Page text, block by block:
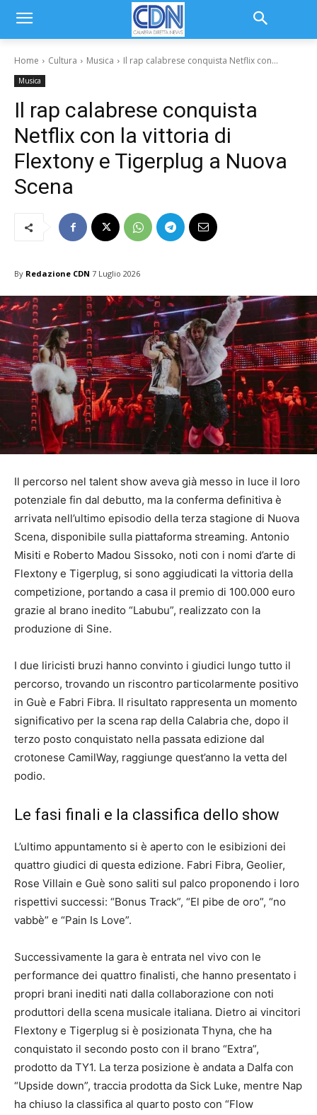
Home Cultura Musica Il rap calabrese conquista Netflix con...
Musica
Il rap calabrese conquista
Netflix con la vittoria di
Flextony e Tigerplug a Nuova
Scena
By Redazione CDN 7 Luglio 2026
Il percorso nel talent show aveva già messo in luce il loro
potenziale fin dal debutto, ma la conferma definitiva è
arrivata nell’ultimo episodio della terza stagione di Nuova
Scena, disponibile sulla piattaforma streaming. Antonio
Misiti e Roberto Madou Sissoko, noti con i nomi d’arte di
Flextony e Tigerplug, si sono aggiudicati la vittoria della
competizione, portando a casa il premio di 100.000 euro
grazie al brano inedito “Labubu”, realizzato con la
produzione di Sine.
I due liricisti bruzi hanno convinto i giudici lungo tutto il
percorso, trovando un riscontro particolarmente positivo
in Guè e Fabri Fibra. Il risultato rappresenta un momento
significativo per la scena rap della Calabria che, dopo il
terzo posto conquistato nella passata edizione dal
crotonese CamilWay, raggiunge quest’anno la vetta del
podio.
Le fasi finali e la classifica dello show
L’ultimo appuntamento si è aperto con le esibizioni dei
quattro giudici di questa edizione. Fabri Fibra, Geolier,
Rose Villain e Guè sono saliti sul palco proponendo i loro
rispettivi successi: “Bonus Track”, “El pibe de oro”, “no
vabbè” e “Pain Is Love”.
Successivamente la gara è entrata nel vivo con le
performance dei quattro finalisti, che hanno presentato i
propri brani inediti nati dalla collaborazione con noti
produttori della scena musicale italiana. Dietro ai vincitori
Flextony e Tigerplug si è posizionata Thyna, che ha
conquistato il secondo posto con il brano “Extra”,
prodotto da TY1. La terza posizione è andata a Dalfa con
“Upside down”, traccia prodotta da Sick Luke, mentre Nap
ha chiuso la classifica al quarto posto con “Flow